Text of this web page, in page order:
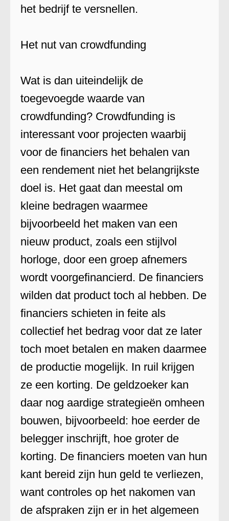
het bedrijf te versnellen.
Het nut van crowdfunding
Wat is dan uiteindelijk de
toegevoegde waarde van
crowdfunding? Crowdfunding is
interessant voor projecten waarbij
voor de financiers het behalen van
een rendement niet het belangrijkste
doel is. Het gaat dan meestal om
kleine bedragen waarmee
bijvoorbeeld het maken van een
nieuw product, zoals een stijlvol
horloge, door een groep afnemers
wordt voorgefinancierd. De financiers
wilden dat product toch al hebben. De
financiers schieten in feite als
collectief het bedrag voor dat ze later
toch moet betalen en maken daarmee
de productie mogelijk. In ruil krijgen
ze een korting. De geldzoeker kan
daar nog aardige strategieën omheen
bouwen, bijvoorbeeld: hoe eerder de
belegger inschrijft, hoe groter de
korting. De financiers moeten van hun
kant bereid zijn hun geld te verliezen,
want controles op het nakomen van
de afspraken zijn er in het algemeen